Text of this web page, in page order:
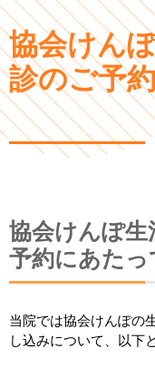
協会けん
診のご予
協会けんぽ生
予約にあた
当院では協会けんぽの
し込みについて、以下